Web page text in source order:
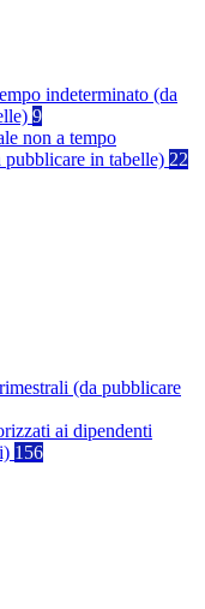
indeterminato (da
9
non a tempo
pubblicare in tabelle) 22
(da pubblicare
ai dipendenti
156